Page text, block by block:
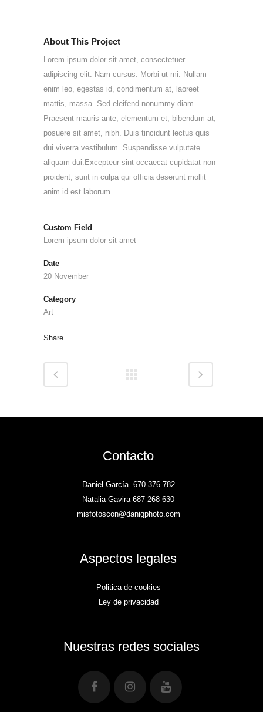
About This Project
Lorem ipsum dolor sit amet, consectetuer
adipiscing elit. Nam cursus. Morbi ut mi. Nullam
enim leo, egestas id, condimentum at, laoreet
mattis, massa. Sed eleifend nonummy diam.
Praesent mauris ante, elementum et, bibendum at,
posuere sit amet, nibh. Duis tincidunt lectus quis
dui viverra vestibulum. Suspendisse vulputate
aliquam dui.Excepteur sint occaecat cupidatat non
proident, sunt in culpa qui officia deserunt mollit
anim id est laborum
Custom Field
Lorem ipsum dolor sit amet
Date
20 November
Category
Art
Share
Contacto
Daniel García 670 376 782
Natalia Gavira 687 268 630
misfotoscon@danigphoto.com
Aspectos legales
Politica de cookies
Ley de privacidad
Nuestras redes sociales